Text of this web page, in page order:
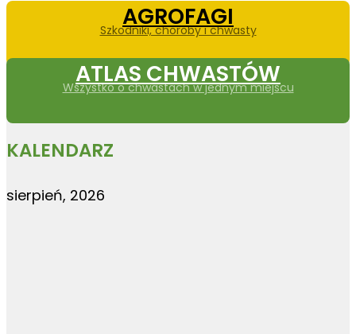
AGROFAGI
Szkodniki, choroby i chwasty
ATLAS CHWASTÓW
Wszystko o chwastach w jednym miejscu
KALENDARZ
sierpień, 2026